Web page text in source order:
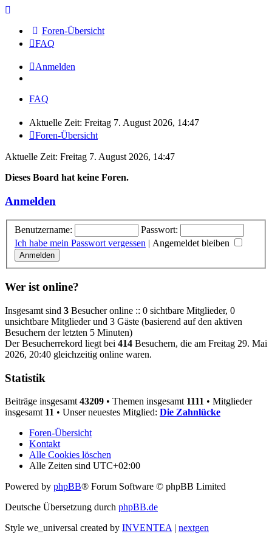
Foren-Übersicht
FAQ
Anmelden
FAQ
Aktuelle Zeit: Freitag 7. August 2026, 14:47
Foren-Übersicht
Aktuelle Zeit: Freitag 7. August 2026, 14:47
Dieses Board hat keine Foren.
Anmelden
Benutzername:
Passwort:
Ich habe mein Passwort vergessen
Angemeldet bleiben
Wer ist online?
Insgesamt sind 3 Besucher online :: 0 sichtbare Mitglieder, 0
unsichtbare Mitglieder und 3 Gäste (basierend auf den aktiven
Besuchern der letzten 5 Minuten)
Der Besucherrekord liegt bei 414 Besuchern, die am Freitag 29. Mai
2026, 20:40 gleichzeitig online waren.
Statistik
Beiträge insgesamt 43209 • Themen insgesamt 1111 • Mitglieder
insgesamt 11 • Unser neuestes Mitglied: Die Zahnlücke
Foren-Übersicht
Kontakt
Alle Cookies löschen
Alle Zeiten sind UTC+02:00
Powered by phpBB® Forum Software © phpBB Limited
Deutsche Übersetzung durch phpBB.de
Style we_universal created by INVENTEA | nextgen